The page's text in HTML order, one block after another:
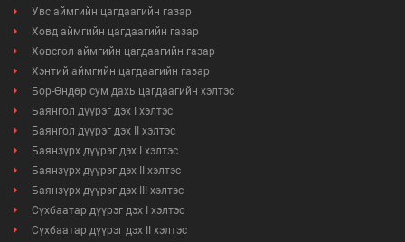
Увс аймгийн цагдаагийн газар
Ховд аймгийн цагдаагийн газар
Хөвсгөл аймгийн цагдаагийн газар
Хэнтий аймгийн цагдаагийн газар
Бор-Өндөр сум дахь цагдаагийн хэлтэс
Баянгол дүүрэг дэх I хэлтэс
Баянгол дүүрэг дэх II хэлтэс
Баянзүрх дүүрэг дэх I хэлтэс
Баянзүрх дүүрэг дэх II хэлтэс
Баянзүрх дүүрэг дэх III хэлтэс
Сүхбаатар дүүрэг дэх I хэлтэс
Сүхбаатар дүүрэг дэх II хэлтэс